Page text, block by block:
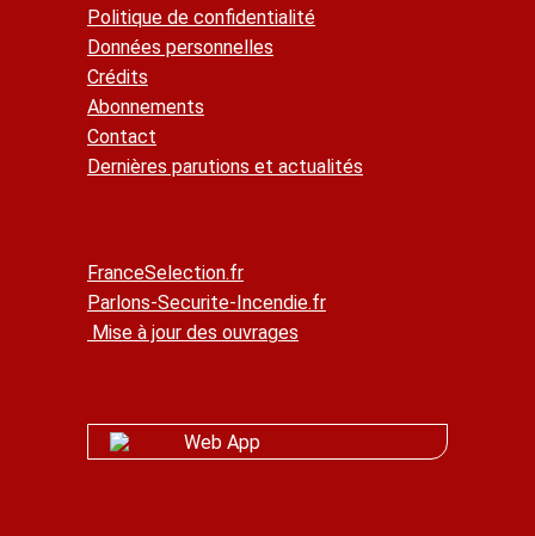
Politique de confidentialité
Données personnelles
Crédits
Abonnements
Contact
Dernières parutions et actualités
FranceSelection.fr
Parlons-Securite-Incendie.fr
Mise à jour des ouvrages
Web App